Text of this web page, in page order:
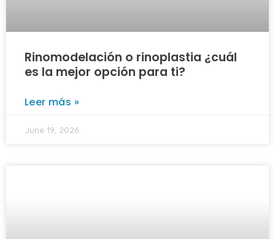
Rinomodelación o rinoplastia ¿cuál
es la mejor opción para ti?
Leer más »
June 19, 2026